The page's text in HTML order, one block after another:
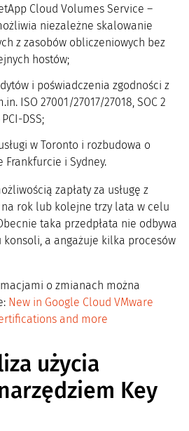
Cloud Volumes Service –
niezależne skalowanie
z zasobów obliczeniowych bez
hostów;
i poświadczenia zgodności z
ISO 27001/27017/27018, SOC 2
DSS;
w Toronto i rozbudowa o
Frankfurcie i Sydney.
zapłaty za usługę z
rok lub kolejne trzy lata w celu
taka przedpłata nie odbywa
konsoli, a angażuje kilka procesów
o zmianach można
New in Google Cloud VMware
and more
użycia
Key